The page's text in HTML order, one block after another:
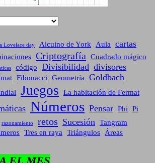
Lovelace day Alcuino de York Aula cartas
Criptografía Cuadrado mágico
código Divisibilidad divisores
Fibonacci Geometría Goldbach
Juegos La habitación de Fermat
Números Pensar Phi Pi
razonamiento retos Sucesión Tangram
Tres en raya Triángulos
Áreas